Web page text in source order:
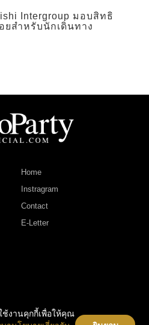
Intergroup มอบสิทธิ
สำหรับนักเดินทาง
Home
Instragram
Contact
E-Letter
ช้งานคุกกี้เพื่อให้คุณ